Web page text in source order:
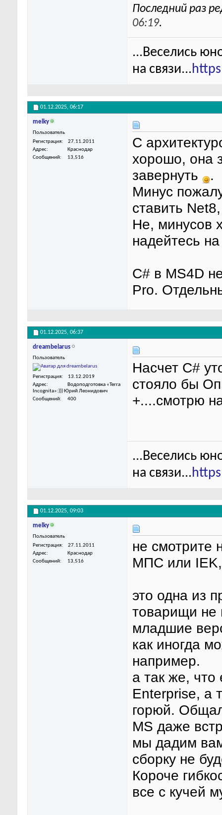
Последний раз
06:19.
...Веселись
на связи...
01.12.2025, 06:17
melky
Пользователь
Регистрация
27.11.2011
Адрес
Краснодар
Сообщений
13,516
С
хорошо, она
завернуть
.
Минус
ставить
Не, минусов
надейтесь
С# в MS4D
Pro.
01.12.2025, 06:37
dreambelarus
Пользователь
Регистрация
13.12.2019
Адрес
Водоподготовка «Terra
Incognita»:))) Юрий Леонидович
Сообщений
400
Насчет C#
стояло бы
+....смотрю
...Веселись
на связи...
01.12.2025, 09:03
melky
Пользователь
Регистрация
27.11.2011
Адрес
Краснодар
Сообщений
13,516
не смотрите
МПС или IEK,
это одна из
товарищи не
младшие
как иногда
например.
а так же, что
Enterprise, а
горюй.
MS даже
мы дадим
сборку не
Короче
все с кучей